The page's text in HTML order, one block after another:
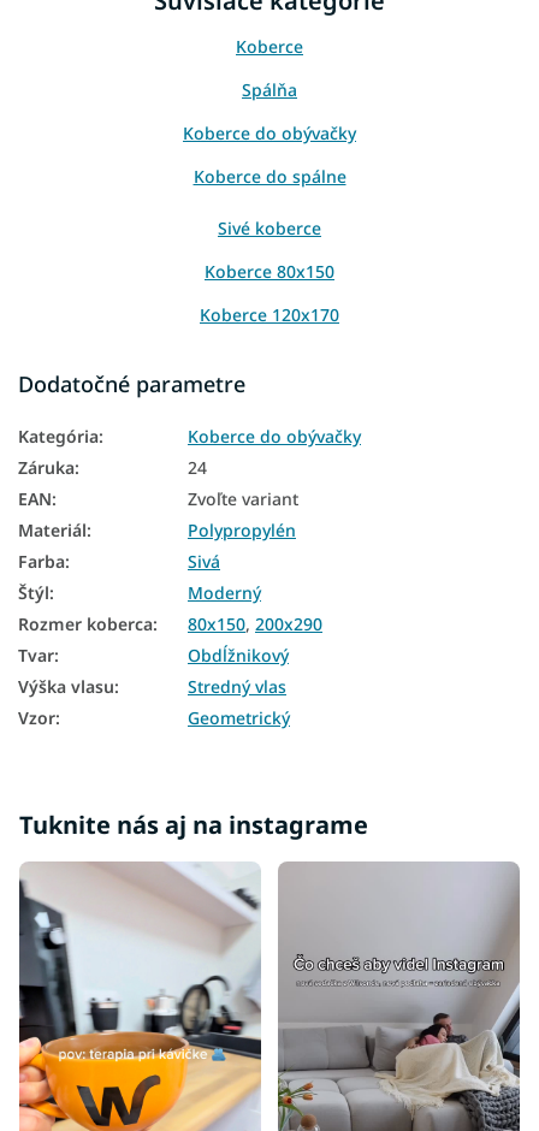
Koberce
Spálňa
Koberce do obývačky
Koberce do spálne
Sivé koberce
Koberce 80x150
Koberce 120x170
Koberce 200x290
Dodatočné parametre
Kategória:
Koberce do obývačky
Záruka:
24
EAN:
Zvoľte variant
Materiál:
Polypropylén
Farba:
Sivá
Štýl:
Moderný
Rozmer koberca: 80x150, 200x290
Tvar:
Obdĺžnikový
Výška vlasu:
Stredný vlas
Vzor: Geometrický
Tuknite nás aj na instagrame